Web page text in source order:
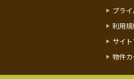
プラ
利用
サイ
物件